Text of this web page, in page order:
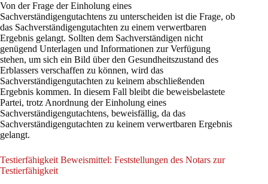
Von der Frage der Einholung eines
Sachverständigengutachtens zu unterscheiden ist die Frage, ob
das Sachverständigengutachten zu einem verwertbaren
Ergebnis gelangt. Sollten dem Sachverständigen nicht
genügend Unterlagen und Informationen zur Verfügung
stehen, um sich ein Bild über den Gesundheitszustand des
Erblassers verschaffen zu können, wird das
Sachverständigengutachten zu keinem abschließenden
Ergebnis kommen. In diesem Fall bleibt die beweisbelastete
Partei, trotz Anordnung der Einholung eines
Sachverständigengutachtens, beweisfällig, da das
Sachverständigengutachten zu keinem verwertbaren Ergebnis
gelangt.
Testierfähigkeit Beweismittel: Feststellungen des Notars zur
Testierfähigkeit